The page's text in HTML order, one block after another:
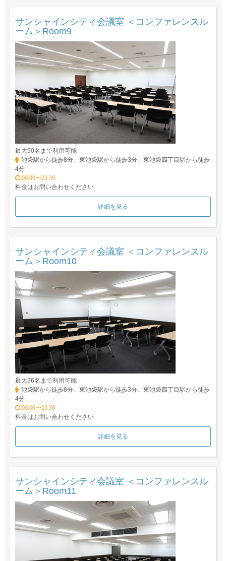
サンシャインシティ会議室 ＜コンファレンスル
ーム＞Room9
最大90名まで利用可能
池袋駅から徒歩8分、東池袋駅から徒歩3分、東池袋四丁目駅から徒歩
4分
00:00〜23:30
料金はお問い合わせください
詳細を見る
サンシャインシティ会議室 ＜コンファレンスル
ーム＞Room10
最大36名まで利用可能
池袋駅から徒歩8分、東池袋駅から徒歩3分、東池袋四丁目駅から徒歩
4分
00:00〜23:30
料金はお問い合わせください
詳細を見る
サンシャインシティ会議室 ＜コンファレンスル
ーム＞Room11